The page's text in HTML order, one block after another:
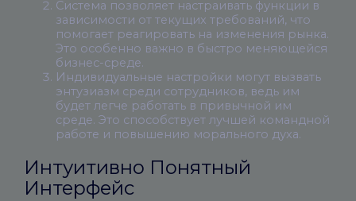
Система позволяет настраивать функции в
зависимости от текущих требований, что
помогает реагировать на изменения рынка.
Это особенно важно в быстро меняющейся
бизнес-среде.
Индивидуальные настройки могут вызвать
энтузиазм среди сотрудников, ведь им
будет легче работать в привычной им
среде. Это способствует лучшей командной
работе и повышению морального духа.
Интуитивно Понятный
Интерфейс